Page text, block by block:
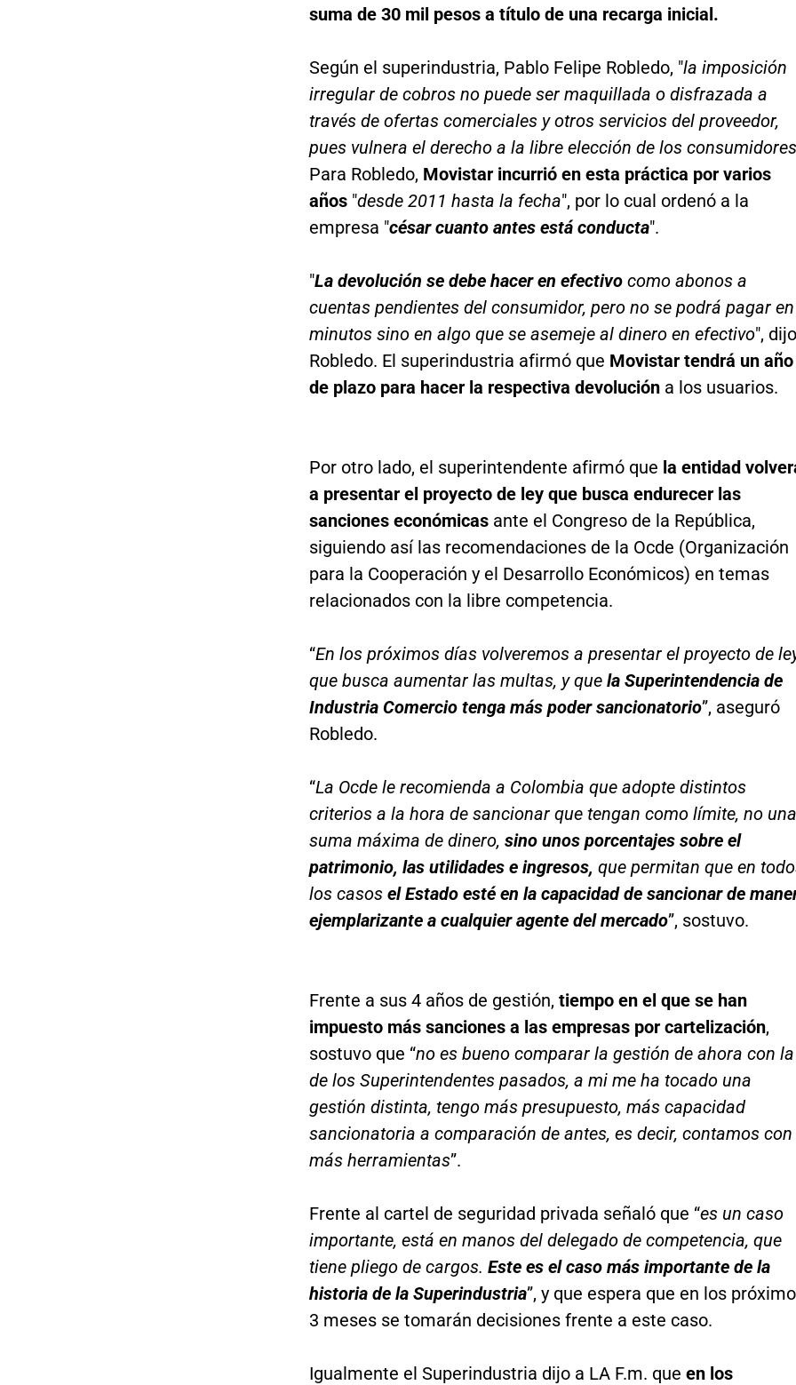
suma de 30 mil pesos a título de una recarga inicial.
Según el superindustria, Pablo Felipe Robledo, "la imposición
irregular de cobros no puede ser maquillada o disfrazada a
través de ofertas comerciales y otros servicios del proveedor,
pues vulnera el derecho a la libre elección de los consumidores
Para Robledo, Movistar incurrió en esta práctica por varios
años"desde 2011 hasta la fecha", por lo cual ordenó a la
empresa "césar cuanto antes está conducta".
"La devolución se debe hacer en efectivocomo abonos a
cuentas pendientes del consumidor, pero no se podrá pagar en
minutos sino en algo que se asemeje al dinero en efectivo", dijo
Robledo. El superindustria afirmó que Movistar tendrá un año
de plazo para hacer la respectiva devolucióna los usuarios.
Por otro lado, el superintendente afirmó que la entidad
a presentar el proyecto de ley que busca endurecer las
sanciones económicasante el Congreso de la República,
siguiendo así las recomendaciones de la Ocde (Organización
para la Cooperación y el Desarrollo Económicos) en temas
relacionados con la libre competencia.
“En los próximos días volveremos a presentar el proyecto de
que busca aumentar las multas, y que la Superintendencia de
Industria Comercio tenga más poder sancionatorio”, aseguró
Robledo.
“La Ocde le recomienda a Colombia que adopte distintos
criterios a la hora de sancionar que tengan como límite, no una
suma máxima de dinero, sino unos porcentajes sobre el
patrimonio, las utilidades e ingresos, que permitan que en
los casos el Estado esté en la capacidad de sancionar de
ejemplarizante a cualquier agente del mercado”, sostuvo.
Frente a sus 4 años de gestión, tiempo en el que se han
impuesto más sanciones a las empresas por cartelización,
sostuvo que “no es bueno comparar la gestión de ahora con la
de los Superintendentes pasados, a mi me ha tocado una
gestión distinta, tengo más presupuesto, más capacidad
sancionatoria a comparación de antes, es decir, contamos con
más herramientas”.
Frente al cartel de seguridad privada señaló que “es un caso
importante, está en manos del delegado de competencia, que
tiene pliego de cargos. Este es el caso más importante de la
historia de la Superindustria”, y que espera que en los
3 meses se tomarán decisiones frente a este caso.
Igualmente el Superindustria dijo a LA F.m. que en los